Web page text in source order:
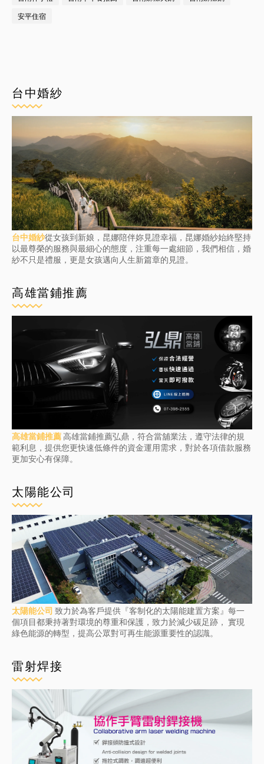
安平住宿
台中婚紗
台中婚紗從女孩到新娘，昆娜陪伴妳見證幸福，昆娜婚紗始終堅持
以最尊榮的服務與最細心的態度，注重每一處細節，我們相信，婚
紗不只是禮服，更是女孩邁向人生新篇章的見證。
高雄當鋪推薦
高雄當鋪推薦高雄當鋪推薦弘鼎，符合當舖業法，遵守法律的規
範利息，提供您更快速低條件的資金運用需求，對於各項借款服務
更加安心有保障。
太陽能公司
太陽能公司 致力於為客戶提供『客制化的太陽能建置方案』每一
個項目都秉持著對環境的尊重和保護，致力於減少碳足跡， 實現
綠色能源的轉型，提高公眾對可再生能源重要性的認識。
雷射焊接